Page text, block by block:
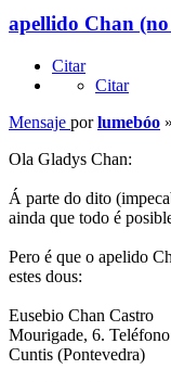
apellido Chan
Citar
Citar
Mensaje porlumebóo »
Ola Gladys Chan:
Á parte do dito
ainda que todo é
Pero é que o apelido
estes dous:
Eusebio Chan Castro
Mourigade, 6.
Cuntis (Pontevedra)